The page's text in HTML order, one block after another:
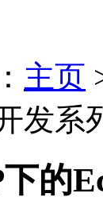
主页
发系
的